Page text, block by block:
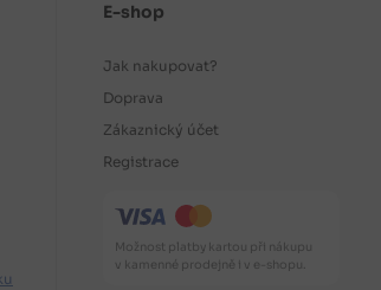
E-shop
Jak nakupovat?
Doprava
Zákaznický účet
Registrace
Možnost platby kartou při nákupu
v kamenné prodejně i v e-shopu.